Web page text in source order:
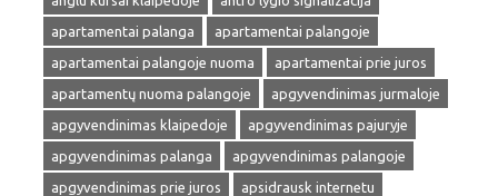
apartamentai palanga
apartamentai palangoje
apartamentai palangoje nuoma
apartamentai prie juros
apartamentų nuoma palangoje
apgyvendinimas jurmaloje
apgyvendinimas klaipedoje
apgyvendinimas pajuryje
apgyvendinimas palanga
apgyvendinimas palangoje
apgyvendinimas prie juros
apsidrausk internetu